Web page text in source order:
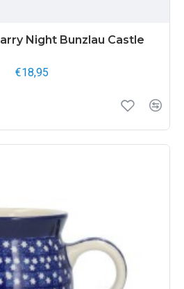
Night Bunzlau Castle
€18,95